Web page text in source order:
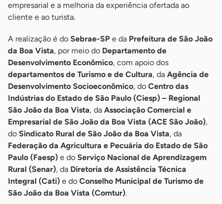
empresarial e a melhoria da experiência ofertada ao
cliente e ao turista.
A realização é do Sebrae-SP e da Prefeitura de São João
da Boa Vista, por meio do Departamento de
Desenvolvimento Econômico, com apoio dos
departamentos de Turismo e de Cultura, da Agência de
Desenvolvimento Socioeconômico, do Centro das
Indústrias do Estado de São Paulo (Ciesp) – Regional
São João da Boa Vista, da Associação Comercial e
Empresarial de São João da Boa Vista (ACE São João),
do Sindicato Rural de São João da Boa Vista, da
Federação da Agricultura e Pecuária do Estado de São
Paulo (Faesp) e do Serviço Nacional de Aprendizagem
Rural (Senar), da Diretoria de Assistência Técnica
Integral (Cati) e do Conselho Municipal de Turismo de
São João da Boa Vista (Comtur).